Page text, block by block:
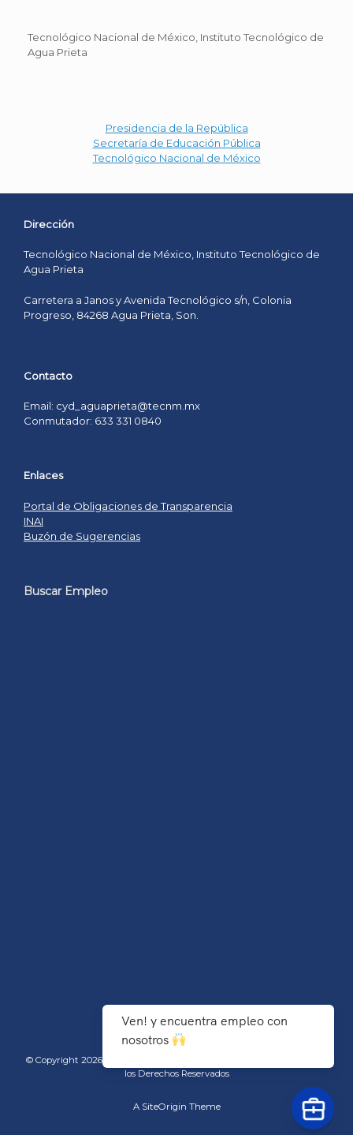
Tecnológico Nacional de México, Instituto Tecnológico de
Agua Prieta
Presidencia de la República
Secretaría de Educación Pública
Tecnológico Nacional de México
Dirección
Tecnológico Nacional de México, Instituto Tecnológico de
Agua Prieta
Carretera a Janos y Avenida Tecnológico s/n, Colonia
Progreso, 84268 Agua Prieta, Son.
Contacto
Email: cyd_aguaprieta@tecnm.mx
Conmutador: 633 331 0840
Enlaces
Portal de Obligaciones de Transparencia
INAI
Buzón de Sugerencias
Buscar Empleo
Ven! y encuentra empleo con
nosotros
© Copyright 2026 TecNM/Instituto Tecnológico de Agua Prieta - Todos
los Derechos Reservados
A SiteOrigin Theme